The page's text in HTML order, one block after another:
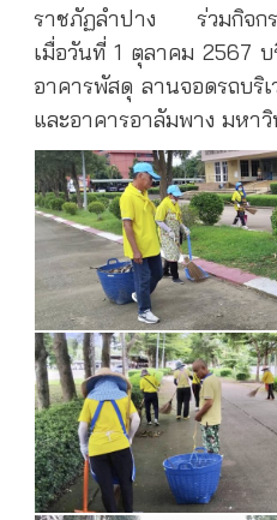
ราชภัฏลำปาง ร่วมกิจก
เมื่อวันที่ 1 ตุลาคม 2567
อาคารพัสดุ ลานจอดรถบริ
และอาคารอาลัมพาง มหา